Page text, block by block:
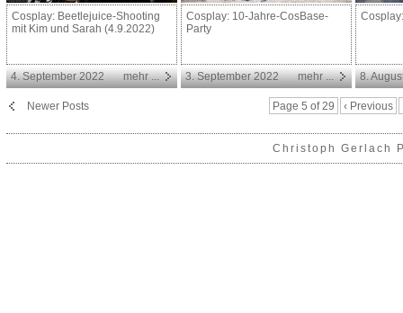
Cosplay: Beetlejuice-Shooting
mit Kim und Sarah (4.9.2022)
4. September 2022 mehr ...
Cosplay: 10-Jahre-CosBase-
Party
3. September 2022 mehr ... 8.
Newer Posts Page 5 of 29 ‹ Previous
Christoph Gerlach